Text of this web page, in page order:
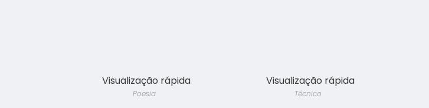
Visualização rápida
Poesia
Visualização rápida
Técnico